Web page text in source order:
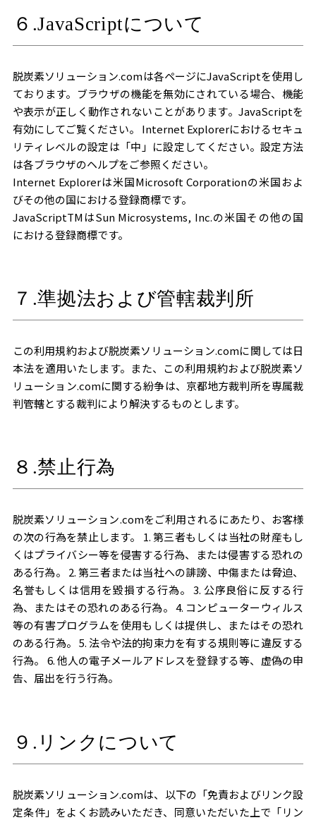
６.JavaScriptについて
脱炭素ソリューション.comは各ページにJavaScriptを使用し
ております。ブラウザの機能を無効にされている場合、機能
や表示が正しく動作されないことがあります。JavaScriptを
有効にしてご覧ください。 Internet Explorerにおけるセキュ
リティレベルの設定は「中」に設定してください。設定方法
は各ブラウザのヘルプをご参照ください。
Internet Explorerは米国Microsoft Corporationの米国およ
びその他の国における登録商標です。
JavaScriptTMはSun Microsystems, Inc.の米国その他の国
における登録商標です。
７.準拠法および管轄裁判所
この利用規約および脱炭素ソリューション.comに関しては日
本法を適用いたします。また、この利用規約および脱炭素ソ
リューション.comに関する紛争は、京都地方裁判所を専属裁
判管轄とする裁判により解決するものとします。
８.禁止行為
脱炭素ソリューション.comをご利用されるにあたり、お客様
の次の行為を禁止します。 1. 第三者もしくは当社の財産もし
くはプライバシー等を侵害する行為、または侵害する恐れの
ある行為。 2. 第三者または当社への誹謗、中傷または脅迫、
名誉もしくは信用を毀損する行為。 3. 公序良俗に反する行
為、またはその恐れのある行為。 4. コンピューターウィルス
等の有害プログラムを使用もしくは提供し、またはその恐れ
のある行為。 5. 法令や法的拘束力を有する規則等に違反する
行為。 6. 他人の電子メールアドレスを登録する等、虚偽の申
告、届出を行う行為。
９.リンクについて
脱炭素ソリューション.comは、以下の「免責およびリンク設
定条件」をよくお読みいただき、同意いただいた上で「リン